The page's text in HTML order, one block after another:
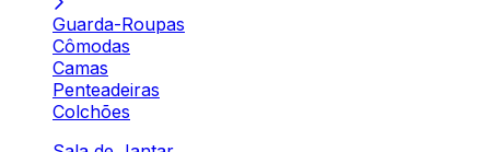
Guarda-Roupas
Cômodas
Camas
Penteadeiras
Colchões